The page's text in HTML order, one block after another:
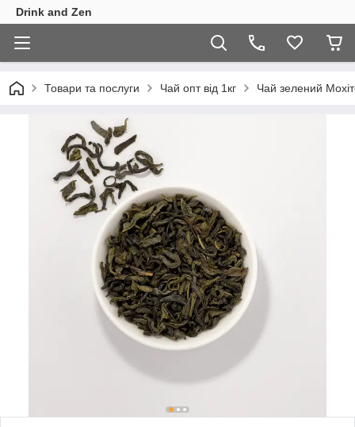
Drink and Zen
Товари та послуги Чай опт від 1кг Чай зелений